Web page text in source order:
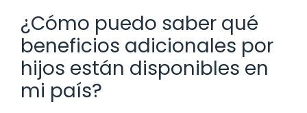
¿Cómo puedo saber qué
beneficios adicionales por
hijos están disponibles en
mi país?